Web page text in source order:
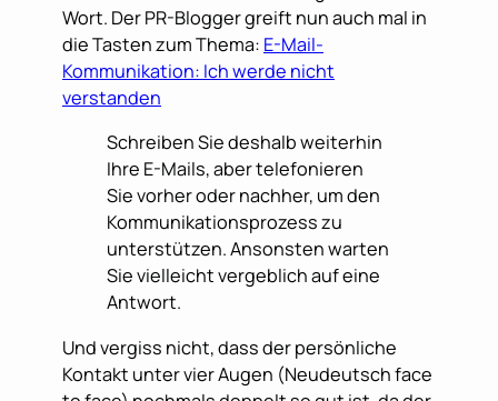
Wort. Der PR-Blogger greift nun auch mal in
die Tasten zum Thema: E-Mail-
Kommunikation: Ich werde nicht
verstanden
Schreiben Sie deshalb weiterhin
Ihre E-Mails, aber telefonieren
Sie vorher oder nachher, um den
Kommunikationsprozess zu
unterstützen. Ansonsten warten
Sie vielleicht vergeblich auf eine
Antwort.
Und vergiss nicht, dass der persönliche
Kontakt unter vier Augen (Neudeutsch face